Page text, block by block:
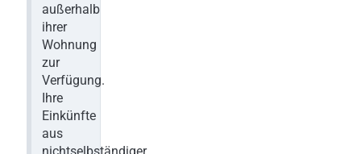
außerhalb
ihrer
Wohnung
zur
Verfügung.
Ihre
Einkünfte
aus